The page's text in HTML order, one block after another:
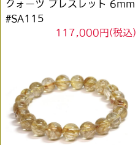
クォーツ ブレスレット 6mm
#SA115
117,000円(税込)